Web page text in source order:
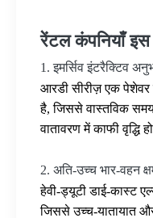
रेंटल कंपनियाँ
1. इमर्सिव इंटरैक्टिव
आरडी सीरीज़ एक पेशेवर
है, जिससे वास्तविक समय
वातावरण में काफी वृद्धि
2. अति-उच्च भार-वहन
हेवी-ड्यूटी डाई-कास्ट
जिससे उच्च-यातायात और